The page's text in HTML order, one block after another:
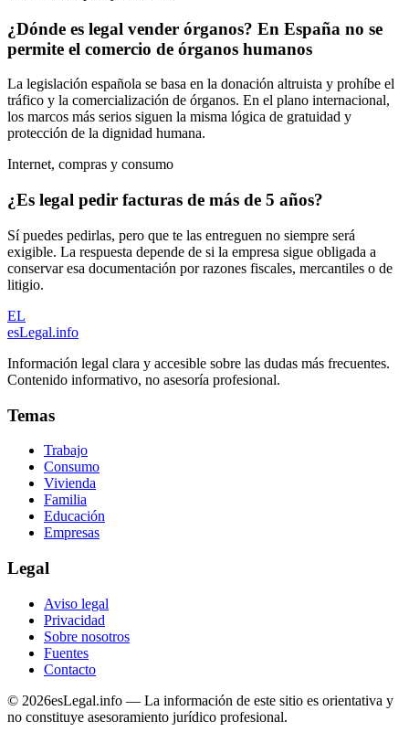
¿Dónde es legal vender órganos? En España no se
permite el comercio de órganos humanos
La legislación española se basa en la donación altruista y prohíbe el
tráfico y la comercialización de órganos. En el plano internacional,
los marcos más serios siguen la misma lógica de gratuidad y
protección de la dignidad humana.
Internet, compras y consumo
¿Es legal pedir facturas de más de 5 años?
Sí puedes pedirlas, pero que te las entreguen no siempre será
exigible. La respuesta depende de si la empresa sigue obligada a
conservar esa documentación por razones fiscales, mercantiles o de
litigio.
EL
esLegal.info
Información legal clara y accesible sobre las dudas más frecuentes.
Contenido informativo, no asesoría profesional.
Temas
Trabajo
Consumo
Vivienda
Familia
Educación
Empresas
Legal
Aviso legal
Privacidad
Sobre nosotros
Fuentes
Contacto
© 2026esLegal.info — La información de este sitio es orientativa y
no constituye asesoramiento jurídico profesional.